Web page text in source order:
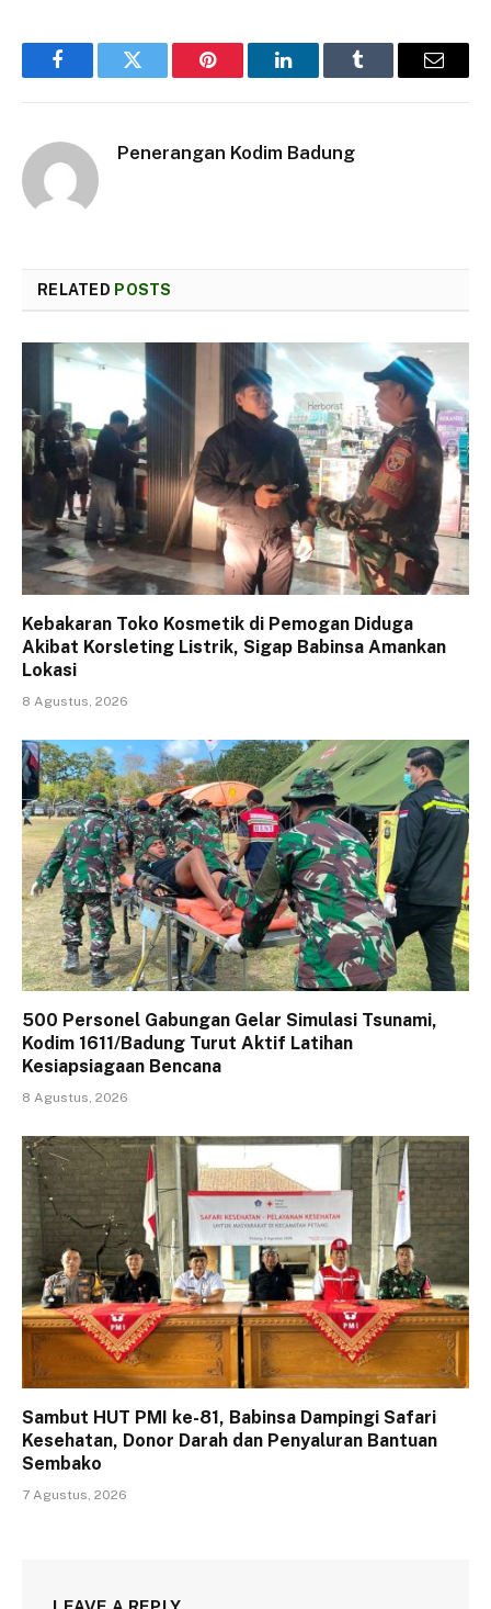
FacebookTwitter Pinterest LinkedInTumblr Email
Penerangan Kodim Badung
RELATED POSTS
Kebakaran Toko Kosmetik di Pemogan Diduga
Akibat Korsleting Listrik, Sigap Babinsa Amankan
Lokasi
8 Agustus, 2026
500 Personel Gabungan Gelar Simulasi Tsunami,
Kodim 1611/Badung Turut Aktif Latihan
Kesiapsiagaan Bencana
8 Agustus, 2026
Sambut HUT PMI ke-81, Babinsa Dampingi Safari
Kesehatan, Donor Darah dan Penyaluran Bantuan
Sembako
7 Agustus, 2026